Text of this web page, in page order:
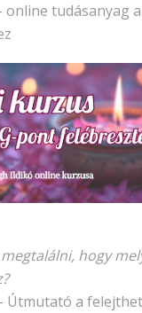
online tudásanyag
hogy
Útmutató a